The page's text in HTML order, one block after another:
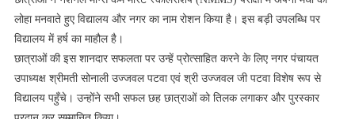
सम्मान
लोहा मनवाते हुए विद्यालय और नगर का नाम रोशन किया है। इस बड़ी उपलब्धि पर
विद्यालय में हर्ष का माहौल है।
​छात्राओं की इस शानदार सफलता पर उन्हें प्रोत्साहित करने के लिए नगर पंचायत
उपाध्यक्ष श्रीमती सोनाली उज्जवल पटवा एवं श्री उज्जवल जी पटवा विशेष रूप से
विद्यालय पहुँचे। उन्होंने सभी सफल छह छात्राओं को तिलक लगाकर और पुरस्कार